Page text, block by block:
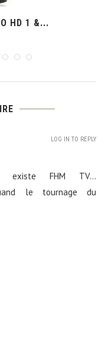
HD 1 &...
existe FHM TV…
quand le tournage du
LOG IN TO REPLY